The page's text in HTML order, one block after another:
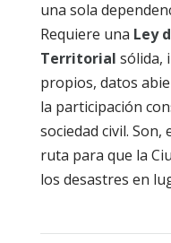
una sola
Requiere una Ley
Territorial sólida,
propios, datos
la participación
sociedad civil.
ruta para que la
los desastres en